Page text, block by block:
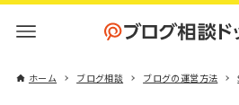
ホーム ブログ相談 ブログの運営方法